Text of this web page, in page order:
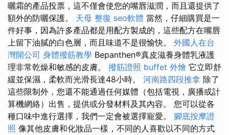
曬霜的產品投票，這不僅會使您的嘴唇滋潤，而且還提供了
額外的防曬保護。 天母 整復 seo軟體 當然，仔細購買是一
件好事，因為許多產品都是用配方製成的，這些配方在嘴唇
上留下油膩的白色層，而且味道不是很愉快。 外國人在台
灣開公司 身體撥筋教學 Bepanthen®真皮滋養身體乳液護
理非常乾燥和敏感的皮膚。 撥筋證照 buffet 外燴 它立即舒
緩並保濕，柔軟而光滑長達48小時。 河南路四段推拿 除了
這些限制外，您還不能通過任何媒體（包括電視，廣播或計
算機網絡）出售，提供或分發材料及其內容。 您可以從各
種口味中進行選擇，我們一定會被選擇寵愛。 腳底按摩證
照 像其他皮膚和化妝品一樣，不同的人喜歡以不同的方式